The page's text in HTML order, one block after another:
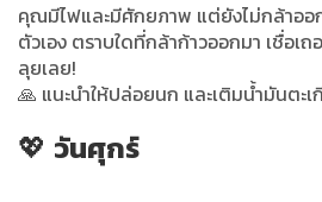
คุณมีไฟและมีศักยภาพ แต่ยังไม่กล้าอ
ตัวเอง ตราบใดที่กล้าก้าวออกมา เชื่อเ
ลุยเลย!
🙏 แนะนำให้ปล่อยนก และเติมน้ำมันตะเ
💖 วันศุกร์